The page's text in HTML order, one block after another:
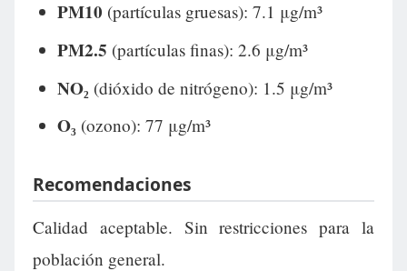
PM10 (partículas gruesas): 7.1 μg/m³
PM2.5 (partículas finas): 2.6 μg/m³
NO₂ (dióxido de nitrógeno): 1.5 μg/m³
O₃ (ozono): 77 μg/m³
Recomendaciones
Calidad aceptable. Sin restricciones para la
población general.